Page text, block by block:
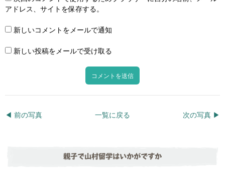
アドレス、サイトを保存する。
新しいコメントをメールで通知
新しい投稿をメールで受け取る
◀︎ 前の写真 次の写真 ▶︎
一覧に戻る
親子で山村留学はいかがですか